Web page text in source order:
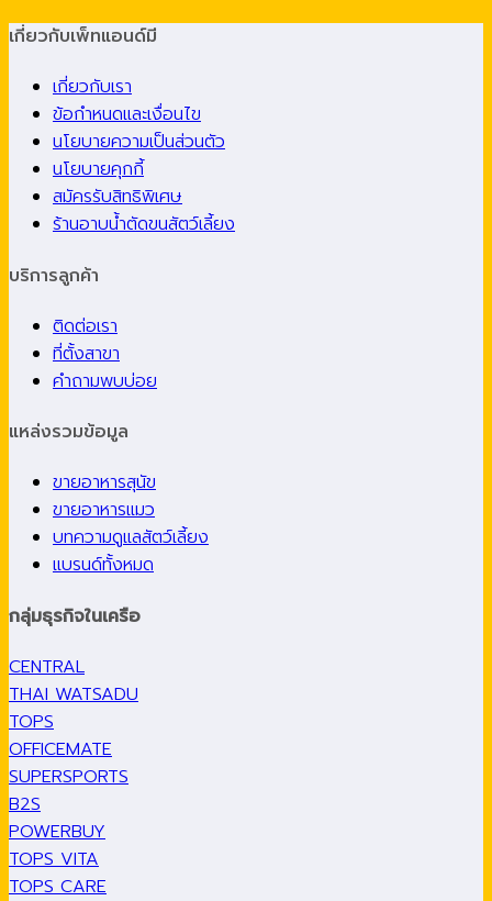
เกี่ยวกับเพ็ทแอนด์มี
เกี่ยวกับเรา
ข้อกำหนดและเงื่อนไข
นโยบายความเป็นส่วนตัว
นโยบายคุกกี้
สมัครรับสิทธิพิเศษ
ร้านอาบน้ำตัดขนสัตว์เลี้ยง
บริการลูกค้า
ติดต่อเรา
ที่ตั้งสาขา
คำถามพบบ่อย
แหล่งรวมข้อมูล
ขายอาหารสุนัข
ขายอาหารแมว
บทความดูแลสัตว์เลี้ยง
แบรนด์ทั้งหมด
กลุ่มธุรกิจในเครือ
CENTRAL
THAI WATSADU
TOPS
OFFICEMATE
SUPERSPORTS
B2S
POWERBUY
TOPS VITA
TOPS CARE